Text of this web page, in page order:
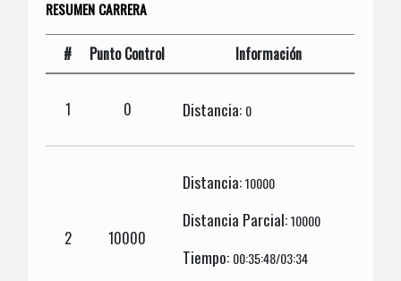
RESUMEN CARRERA
# Punto Control Información
1 0 Distancia: 0
2 10000
Distancia:10000
Distancia Parcial:10000
Tiempo: 00:35:48/03:34